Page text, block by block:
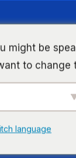
might be
to change
language